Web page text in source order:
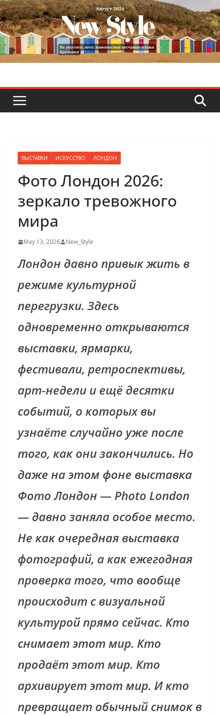
Skip
to
content
ВЫСТАВКИ ИСКУССТВО ЛОНДОН
Фото Лондон 2026:
зеркало тревожного
мира
May 13, 2026 New_Style
Лондон давно привык жить в
режиме культурной
перегрузки. Здесь
одновременно открываются
выставки, ярмарки,
фестивали, ретроспективы,
арт‑недели и ещё десятки
событий, о которых вы
узнаёте случайно уже после
того, как они закончились. Но
даже на этом фоне выставка
Фото Лондон — Photo London
— давно занялa особое место.
Не как очередная выставка
фотографий, а как ежегодная
проверка того, что вообще
происходит с визуальной
культурой прямо сейчас. Кто
снимает этот мир. Кто
продаёт этот мир. Кто
архивирует этот мир. И кто
превращает обычный снимок в